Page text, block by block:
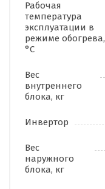
Рабочая
температура
эксплуатации в
режиме обогрева,
°C
Вес
внутреннего
блока, кг
Инвертор
Вес
наружного
блока, кг